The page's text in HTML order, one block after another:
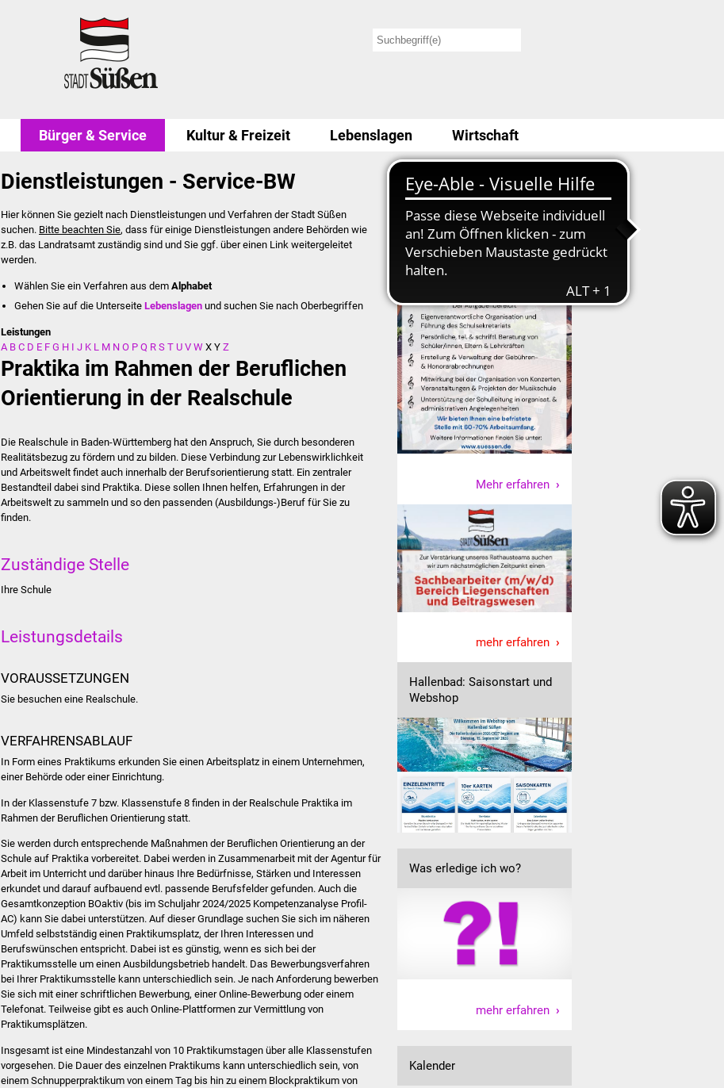
Bürger & Service Kultur & Freizeit Lebenslagen Wirtschaft
Dienstleistungen - Service-BW
Hier können Sie gezielt nach Dienstleistungen und Verfahren der Stadt Süßen
suchen. Bitte beachten Sie, dass für einige Dienstleistungen andere Behörden wie
z.B. das Landratsamt zuständig sind und Sie ggf. über einen Link weitergeleitet
werden.
Wählen Sie ein Verfahren aus dem Alphabet
Gehen Sie auf die UnterseiteLebenslagen und suchen Sie nach Oberbegriffen
Leistungen
A B C D E F G H I J K L M N O P Q R S T U V W X Y Z
Praktika im Rahmen der Beruflichen
Orientierung in der Realschule
Die Realschule in Baden-Württemberg hat den Anspruch, Sie durch besonderen
Realitätsbezug zu fördern und zu bilden. Diese Verbindung zur Lebenswirklichkeit
und Arbeitswelt findet auch innerhalb der Berufsorientierung statt. Ein zentraler
Bestandteil dabei sind Praktika. Diese sollen Ihnen helfen, Erfahrungen in der
Arbeitswelt zu sammeln und so den passenden (Ausbildungs-)Beruf für Sie zu
finden.
Zuständige Stelle
Ihre Schule
Leistungsdetails
VORAUSSETZUNGEN
Sie besuchen eine Realschule.
VERFAHRENSABLAUF
In Form eines Praktikums erkunden Sie einen Arbeitsplatz in einem Unternehmen,
einer Behörde oder einer Einrichtung.
In der Klassenstufe 7 bzw. Klassenstufe 8 finden in der Realschule Praktika im
Rahmen der Beruflichen Orientierung statt.
Sie werden durch entsprechende Maßnahmen der Beruflichen Orientierung an der
Schule auf Praktika vorbereitet. Dabei werden in Zusammenarbeit mit der Agentur für
Arbeit im Unterricht und darüber hinaus Ihre Bedürfnisse, Stärken und Interessen
erkundet und darauf aufbauend evtl. passende Berufsfelder gefunden. Auch die
Gesamtkonzeption BOaktiv (bis im Schuljahr 2024/2025 Kompetenzanalyse Profil-
AC) kann Sie dabei unterstützen. Auf dieser Grundlage suchen Sie sich im näheren
Umfeld selbstständig einen Praktikumsplatz, der Ihren Interessen und
Berufswünschen entspricht. Dabei ist es günstig, wenn es sich bei der
Praktikumsstelle um einen Ausbildungsbetrieb handelt. Das Bewerbungsverfahren
bei Ihrer Praktikumsstelle kann unterschiedlich sein. Je nach Anforderung bewerben
Sie sich mit einer schriftlichen Bewerbung, einer Online-Bewerbung oder einem
Telefonat. Teilweise gibt es auch Online-Plattformen zur Vermittlung von
Praktikumsplätzen.
Insgesamt ist eine Mindestanzahl von 10 Praktikumstagen über alle Klassenstufen
vorgesehen. Die Dauer des einzelnen Praktikums kann unterschiedlich sein, von
einem Schnupperpraktikum von einem Tag bis hin zu einem Blockpraktikum von
Stellenausschreibung
Mehr erfahren
mehr erfahren
Hallenbad: Saisonstart und
Webshop
Was erledige ich wo?
mehr erfahren
Kalender